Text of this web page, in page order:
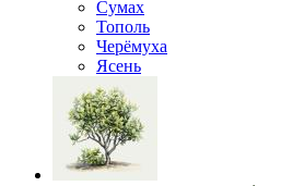
Сумах
Тополь
Черёмуха
Ясень